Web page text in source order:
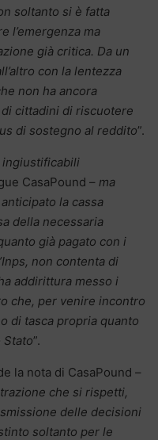
soltanto si è fatta
l’emergenza ma
già critica. Da un
con la lentezza
non ha ancora
cittadini di riscuotere
di sostegno al reddito”.
ingiustificabili
CasaPound – ma
la cassa
della necessaria
già pagato con i
non contenta di
addirittura messo i
che, per venire incontro
di tasca propria quanto
”.
la nota di CasaPound –
che si rispetti,
delle decisioni
soltanto per le